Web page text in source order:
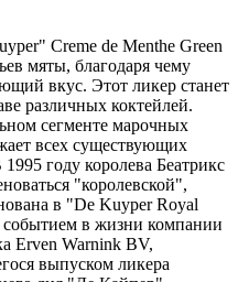
Creme de Menthe Green
мяты, благодаря чему
вкус. Этот ликер станет
различных коктейлей.
сегменте марочных
всех существующих
году королева Беатрикс
"королевской",
в "De Kuyper Royal
в жизни компании
Erven Warnink BV,
выпуском ликера